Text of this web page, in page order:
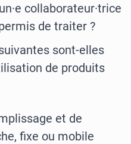
collaborateur·trice
de traiter ?
sont-elles
de produits
et de
fixe ou mobile